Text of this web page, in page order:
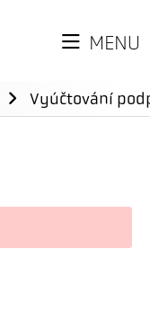
MENU
Vyúčtování